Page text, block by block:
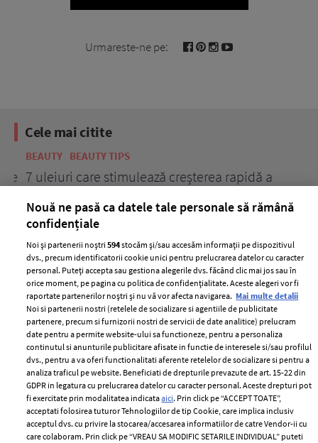
Urmareste-ne pe:
Cele mai citite
BEAUTY BEAUTY TIPS
7 uleiuri care stimulează creșterea rapidă a
ELLE Style Awards
2024
Despre ELLE
Romania
Contact
Abonamente
Termeni si conditii
Politica de
confidențialitate
Politica de cookies
Publicitate
Nouă ne pasă ca datele tale personale să rămână
confidențiale
Noi și partenerii noștri594stocăm și/sau accesăm informații pe dispozitivul
dvs., precum identificatorii cookie unici pentru prelucrarea datelor cu caracter
personal. Puteți accepta sau gestiona alegerile dvs. făcând clic mai jos sau în
orice moment, pe pagina cu politica de confidențialitate. Aceste alegeri vor fi
raportate partenerilor noștri și nu vă vor afecta navigarea. Mai multe detalii
Noi si partenerii nostri (retelele de socializare si agentiile de publicitate
partenere, precum si furnizorii nostri de servicii de date analitice) prelucram
date pentru a permite website-ului sa functioneze, pentru a personaliza
continutul si anunturile publicitare afisate in functie de interesele si/sau profilul
dvs., pentru a va oferi functionalitati aferente retelelor de socializare si pentru a
analiza traficul pe website. Beneficiati de drepturile prevazute de art. 15-22 din
GDPR in legatura cu prelucrarea datelor cu caracter personal. Aceste drepturi pot
fi exercitate prin modalitatea indicataaici. Prin click pe “ACCEPT TOATE”,
acceptati folosirea tuturor Tehnologiilor de tip Cookie, care implica inclusiv
acceptul dvs. cu privire la stocarea/accesarea informatiilor de catre Vendor-ii cu
care colaboram. Prin click pe “VREAU SA MODIFIC SETARILE INDIVIDUAL” puteti